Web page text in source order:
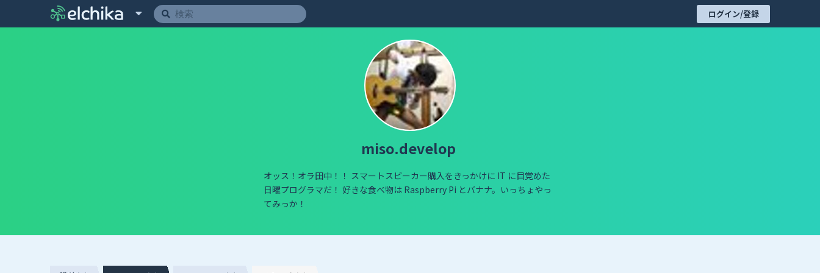
ログイン/登録
miso.develop
オッス！オラ田中！！ スマートスピーカー購入をきっかけに IT に目覚めた
日曜プログラマだ！ 好きな食べ物は Raspberry Pi とバナナ。いっちょやっ
てみっか！